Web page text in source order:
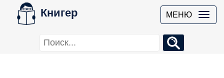
Книгер МЕНЮ